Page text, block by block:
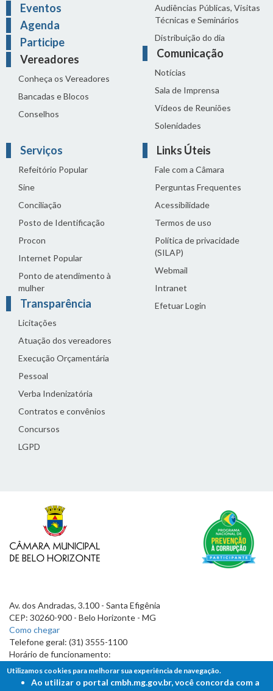
Eventos
Agenda
Participe
Vereadores
Conheça os Vereadores
Bancadas e Blocos
Conselhos
Audiências Públicas, Visitas
Técnicas e Seminários
Distribuição do dia
Comunicação
Notícias
Sala de Imprensa
Vídeos de Reuniões
Solenidades
Serviços
Refeitório Popular
Sine
Conciliação
Posto de Identificação
Procon
Internet Popular
Ponto de atendimento à
mulher
Transparência
Licitações
Atuação dos vereadores
Execução Orçamentária
Pessoal
Verba Indenizatória
Contratos e convênios
Concursos
LGPD
Links Úteis
Fale com a Câmara
Perguntas Frequentes
Acessibilidade
Termos de uso
Política de privacidade
(SILAP)
Webmail
Intranet
Efetuar Login
Av. dos Andradas, 3.100 - Santa Efigênia
CEP: 30260-900 - Belo Horizonte - MG
Como chegar
Telefone geral: (31) 3555-1100
Horário de funcionamento:
7h às 19h
Utilizamos cookies para melhorar sua experiência de navegação.
Ao utilizar o portal cmbh.mg.gov.br, você concorda com a